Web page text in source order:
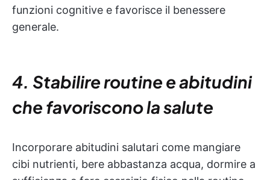
funzioni cognitive e favorisce il benessere
generale.
4. Stabilire routine e abitudini
che favoriscono la salute
Incorporare abitudini salutari come mangiare
cibi nutrienti, bere abbastanza acqua, dormire a